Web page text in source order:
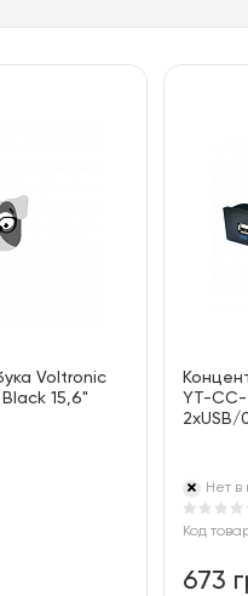
Voltronic
15,6"
YT-CC-
2xUSB/
Нет в
Код
673